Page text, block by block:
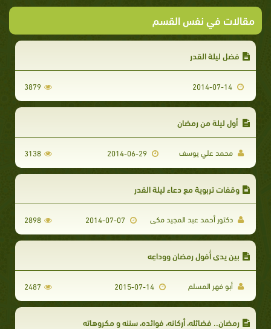
مقالات في نفس القسم
فضل ليلة القدر
3879
أول ليلة من رمضان
محمد علي يوسف 3138
وقفات تربوية مع دعاء ليلة القدر
دكتور أحمد عبد المجيد مكى 2898
بين يدي أُفول رمضان ووداعِه
أبو فهر المسلم 2015-07-14
2487
رمضان.. فضائله، أركانه، فوائده، سننه و مكروهاته